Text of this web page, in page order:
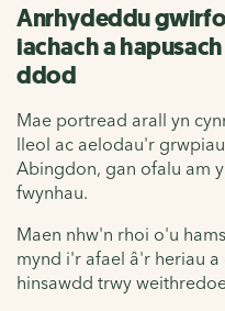
Anrhydeddu
iachach a
ddod
Mae portread arall yn
lleol ac aelodau'r
Abingdon, gan ofalu am
fwynhau.
Maen nhw'n rhoi o'u
mynd i'r afael â'r heriau
hinsawdd trwy